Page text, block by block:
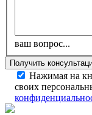
ваш вопрос...
Нажимая на
своих